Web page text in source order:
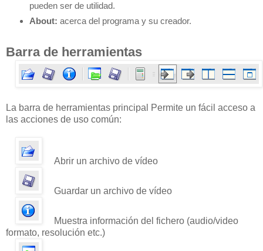
pueden ser de utilidad.
About: acerca del programa y su creador.
Barra de herramientas
La barra de herramientas principal Permite un fácil acceso a
las acciones de uso común:
Abrir un archivo de vídeo
Guardar un archivo de vídeo
Muestra información del fichero (audio/video
formato, resolución etc.)